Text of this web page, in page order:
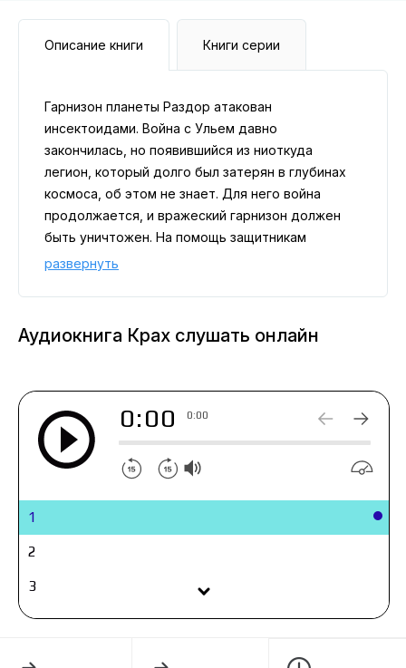
Описание книги Книги серии
Гарнизон планеты Раздор атакован
инсектоидами. Война с Ульем давно
закончилась, но появившийся из ниоткуда
легион, который долго был затерян в глубинах
космоса, об этом не знает. Для него война
продолжается, и вражеский гарнизон должен
быть уничтожен. На помощь защитникам
Раздора спешит космофлот, но дальнейшие
единственная угроза. Персонажам романа
сопереживать героям.
развернуть
Аудиокнига Крах слушать онлайн
0:00 0:00
1
2
3
4